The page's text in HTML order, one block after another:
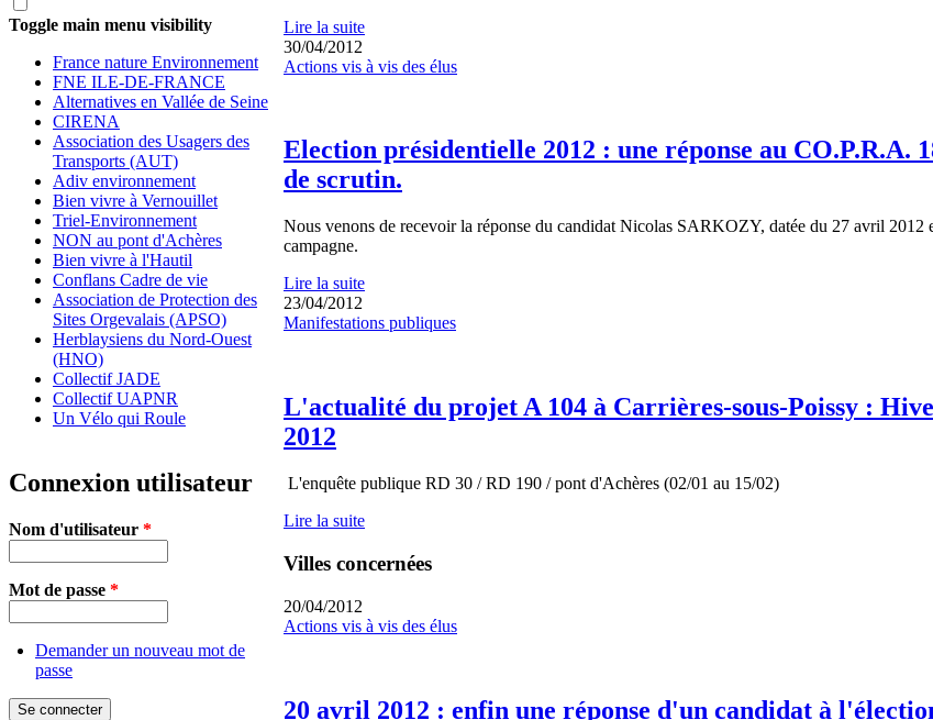
Lire la suite
30/04/2012
Actions vis à vis des élus
Election présidentielle 2012 : une réponse au CO.P.R.A.
de scrutin.
Nous venons de recevoir la réponse du candidat Nicolas SARKOZY, datée du 27 avril 2012
campagne.
Lire la suite
23/04/2012
Manifestations publiques
L'actualité du projet A 104 à Carrières-sous-Poissy :
2012
L'enquête publique RD 30 / RD 190 / pont d'Achères (02/01 au 15/02)
Lire la suite
Villes concernées
20/04/2012
Actions vis à vis des élus
20 avril 2012 : enfin une réponse d'un candidat à
Toggle main menu visibility
France nature Environnement
FNE ILE-DE-FRANCE
Alternatives en Vallée de Seine
CIRENA
Association des Usagers des
Transports (AUT)
Adiv environnement
Bien vivre à Vernouillet
Triel-Environnement
NON au pont d'Achères
Bien vivre à l'Hautil
Conflans Cadre de vie
Association de Protection des
Sites Orgevalais (APSO)
Herblaysiens du Nord-Ouest
(HNO)
Collectif JADE
Collectif UAPNR
Un Vélo qui Roule
Connexion utilisateur
Nom d'utilisateur *
Mot de passe *
Demander un nouveau mot de
passe